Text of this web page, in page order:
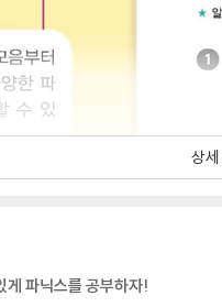
상
게 파닉스를 공부하자!